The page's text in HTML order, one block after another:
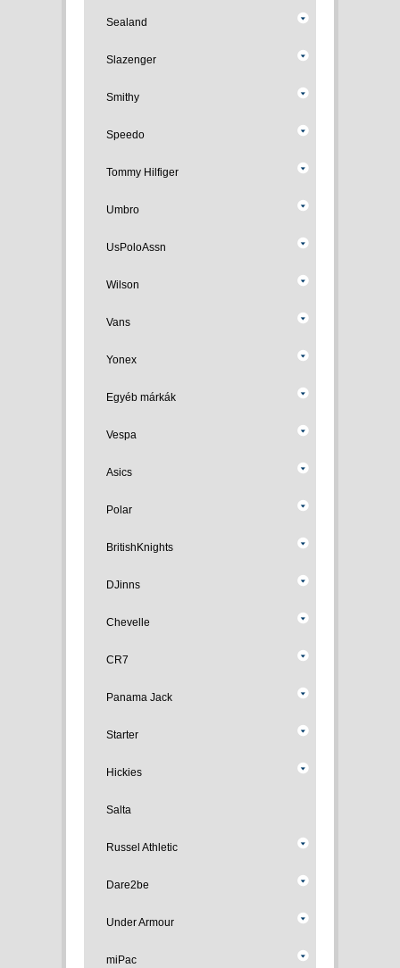
Sealand
Slazenger
Smithy
Speedo
Tommy Hilfiger
Umbro
UsPoloAssn
Wilson
Vans
Yonex
Egyéb márkák
Vespa
Asics
Polar
BritishKnights
DJinns
Chevelle
CR7
Panama Jack
Starter
Hickies
Salta
Russel Athletic
Dare2be
Under Armour
miPac